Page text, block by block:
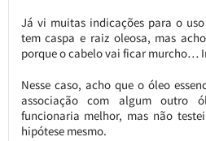
Já vi muitas indicações para o
tem caspa e raiz oleosa, mas
porque o cabelo vai ficar murcho…
Nesse caso, acho que o óleo
associação com algum outro
funcionaria melhor, mas não
hipótese mesmo.